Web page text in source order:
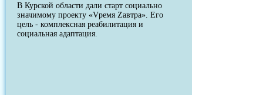
В Курской области дали старт социально
значимому проекту «Vремя Zавтра». Его
цель - комплексная реабилитация и
социальная адаптация.